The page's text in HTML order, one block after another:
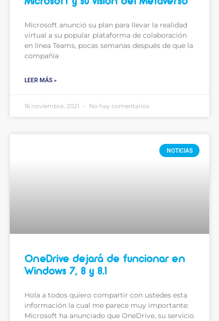
Microsoft anunció su plan para llevar la realidad
virtual a su popular plataforma de colaboración
en línea Teams, pocas semanas después de que la
compañía
LEER MÁS »
16 noviembre, 2021 No hay comentarios
NOTICIAS
OneDrive dejará de funcionar en
Windows 7, 8 y 8.1
Hola a todos quiero compartir con ustedes esta
información la cual me parece muy importante:
Microsoft ha anunciado que OneDrive, su servicio